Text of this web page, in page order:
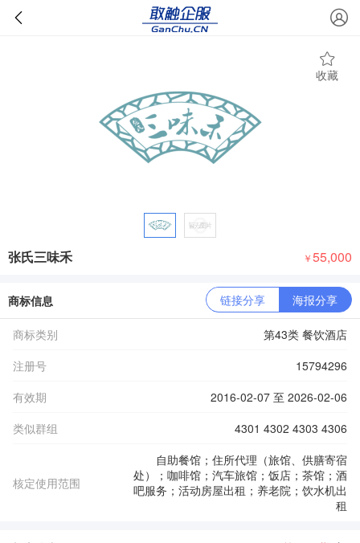
收藏
张氏三味禾 ￥55,000
商标信息 链接分享 海报分享
商标类别
第43类 餐饮酒店
注册号
15794296
有效期
2016-02-07 至 2026-02-06
类似群组
4301 4302 4303 4306
核定使用范围
自助餐馆；住所代理（旅馆、供膳寄宿
处）；咖啡馆；汽车旅馆；饭店；茶馆；酒
吧服务；活动房屋出租；养老院；饮水机出
租